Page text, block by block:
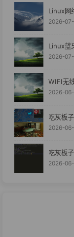
Linux网
2026-
Linux蓝
2026-
WIFI无
2026-
吃灰板
2026-
吃灰板
2026-